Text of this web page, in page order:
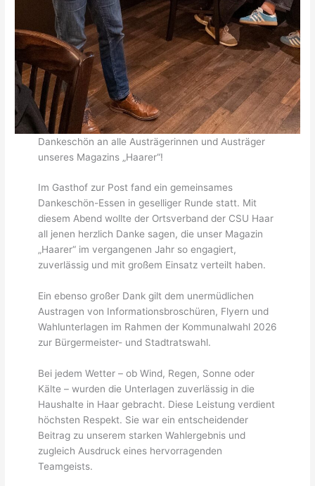
Dankeschön an alle Austrägerinnen und Austräger
unseres Magazins „Haarer“!
Im Gasthof zur Post fand ein gemeinsames
Dankeschön-Essen in geselliger Runde statt. Mit
diesem Abend wollte der Ortsverband der CSU Haar
all jenen herzlich Danke sagen, die unser Magazin
„Haarer“ im vergangenen Jahr so engagiert,
zuverlässig und mit großem Einsatz verteilt haben.
Ein ebenso großer Dank gilt dem unermüdlichen
Austragen von Informationsbroschüren, Flyern und
Wahlunterlagen im Rahmen der Kommunalwahl 2026
zur Bürgermeister- und Stadtratswahl.
Bei jedem Wetter – ob Wind, Regen, Sonne oder
Kälte – wurden die Unterlagen zuverlässig in die
Haushalte in Haar gebracht. Diese Leistung verdient
höchsten Respekt. Sie war ein entscheidender
Beitrag zu unserem starken Wahlergebnis und
zugleich Ausdruck eines hervorragenden
Teamgeists.